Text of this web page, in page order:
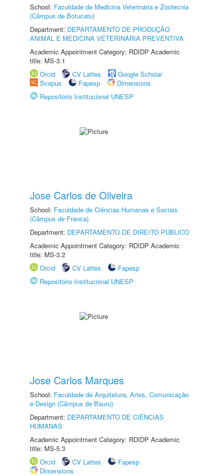
School: Faculdade de Medicina Veterinária e Zootecnia
(Câmpus de Botucatu)
Department: DEPARTAMENTO DE PRODUÇÃO
ANIMAL E MEDICINA VETERINÁRIA PREVENTIVA
Academic Appointment Category: RDIDP Academic
title: MS-3.1
Orcid
CV Lattes
Google Scholar
Scopus
Fapesp
Dimensions
Repositório Institucional UNESP
Jose Carlos de Oliveira
School: Faculdade de Ciências Humanas e Sociais
(Câmpus de Franca)
Department: DEPARTAMENTO DE DIREITO PÚBLICO
Academic Appointment Category: RDIDP Academic
title: MS-3.2
Orcid
CV Lattes
Fapesp
Repositório Institucional UNESP
Jose Carlos Marques
School: Faculdade de Arquitetura, Artes, Comunicação
e Design (Câmpus de Bauru)
Department: DEPARTAMENTO DE CIÊNCIAS
HUMANAS
Academic Appointment Category: RDIDP Academic
title: MS-5.3
Orcid
CV Lattes
Fapesp
Dimensions